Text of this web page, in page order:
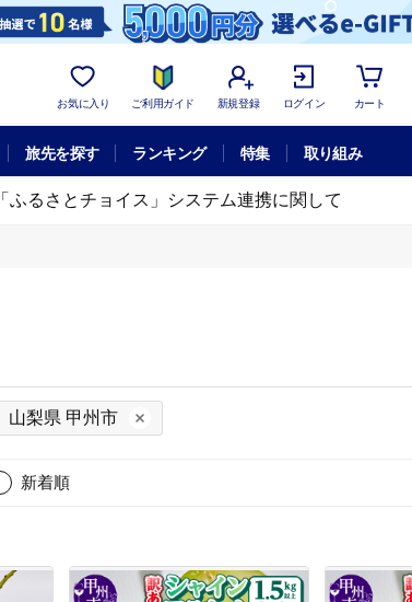
お気に入り ご利用ガイド 新規登録 ログイン カート
旅先を探す ランキング 特集 取り組み
「ふるさとチョイス」システム連携に関して
山梨県 甲州市
新着順